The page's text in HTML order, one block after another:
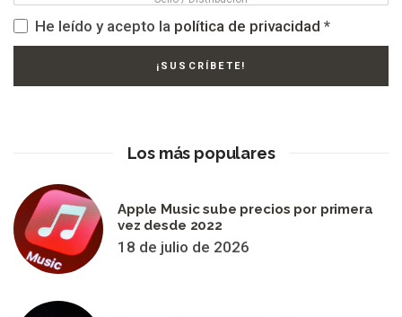
He leído y acepto la política de privacidad *
Los más populares
Apple Music sube precios por primera
vez desde 2022
18 de julio de 2026